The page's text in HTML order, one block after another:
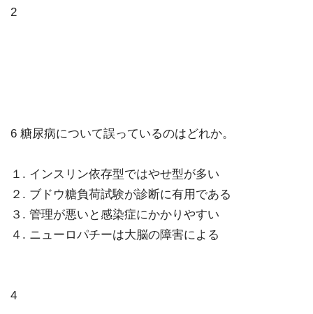
2
6 糖尿病について誤っているのはどれか。
１. インスリン依存型ではやせ型が多い
２. ブドウ糖負荷試験が診断に有用である
３. 管理が悪いと感染症にかかりやすい
４. ニューロパチーは大脳の障害による
4